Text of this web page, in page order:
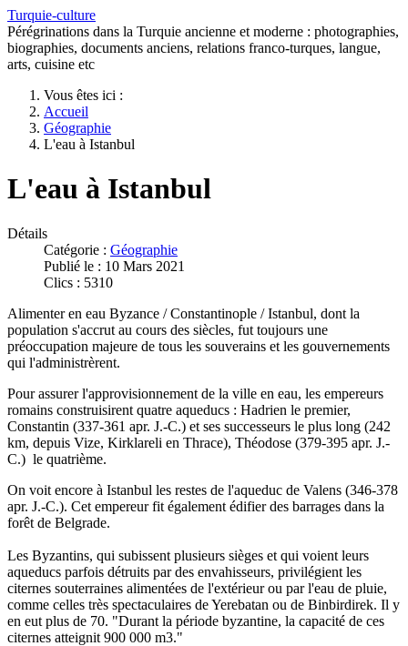
Turquie-culture
Pérégrinations dans la Turquie ancienne et moderne : photographies,
biographies, documents anciens, relations franco-turques, langue,
arts, cuisine etc
Vous êtes ici :
Accueil
Géographie
L'eau à Istanbul
L'eau à Istanbul
Détails
Catégorie : Géographie
Publié le : 10 Mars 2021
Clics : 5310
Alimenter en eau Byzance / Constantinople / Istanbul, dont la
population s'accrut au cours des siècles, fut toujours une
préoccupation majeure de tous les souverains et les gouvernements
qui l'administrèrent.
Pour assurer l'approvisionnement de la ville en eau, les empereurs
romains construisirent quatre aqueducs : Hadrien le premier,
Constantin (337-361 apr. J.-C.) et ses successeurs le plus long (242
km, depuis Vize, Kirklareli en Thrace), Théodose (379-395 apr. J.-
C.) le quatrième.
On voit encore à Istanbul les restes de l'aqueduc de Valens (346-378
apr. J.-C.). Cet empereur fit également édifier des barrages dans la
forêt de Belgrade.
Les Byzantins, qui subissent plusieurs sièges et qui voient leurs
aqueducs parfois détruits par des envahisseurs, privilégient les
citernes souterraines alimentées de l'extérieur ou par l'eau de pluie,
comme celles très spectaculaires de Yerebatan ou de Binbirdirek. Il y
en eut plus de 70. "Durant la période byzantine, la capacité de ces
citernes atteignit 900 000 m3."